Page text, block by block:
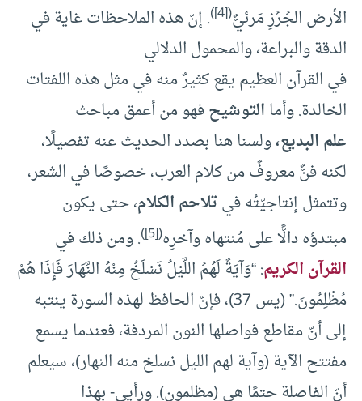
الأرض الجُرُزِ مَرئيٌّ(
[4]
). إنّ هذه الملاحظات غاية في
الدقة والبراعة، والمحمول الدلالي
في القرآن العظيم يقع كثيرٌ منه في مثل هذه اللفتات
الخالدة. وأماالتوشيحفهو من أعمق مباحث
علم البديع،ولسنا هنا بصدد الحديث عنه تفصيلًا،
لكنه فنٌّ معروفٌ من كلام العرب، خصوصًا في الشعر،
وتتمثل إنتاجيّتُه فيتلاحم الكلام، حتى يكون
مبتدؤه دالًّا على مُنتهاه وآخرِه(
[5]
). ومن ذلك في
القرآن الكريم: “وَآيَةٌ لَهُمُ اللَّيْلُ نَسْلَخُ مِنْهُ النَّهَارَ فَإِذَا هُمْ
مُظْلِمُونَ.” (يس 37)، فإنّ الحافظ لهذه السورة ينتبه
إلى أنّ مقاطع فواصلها النون المردفة، فعندما يسمع
مفتتح الآية (وآية لهم الليل نسلخ منه النهار)، سيعلم
أنّ الفاصلة حتمًا هي (مظلمون). ورأيي- بهذا